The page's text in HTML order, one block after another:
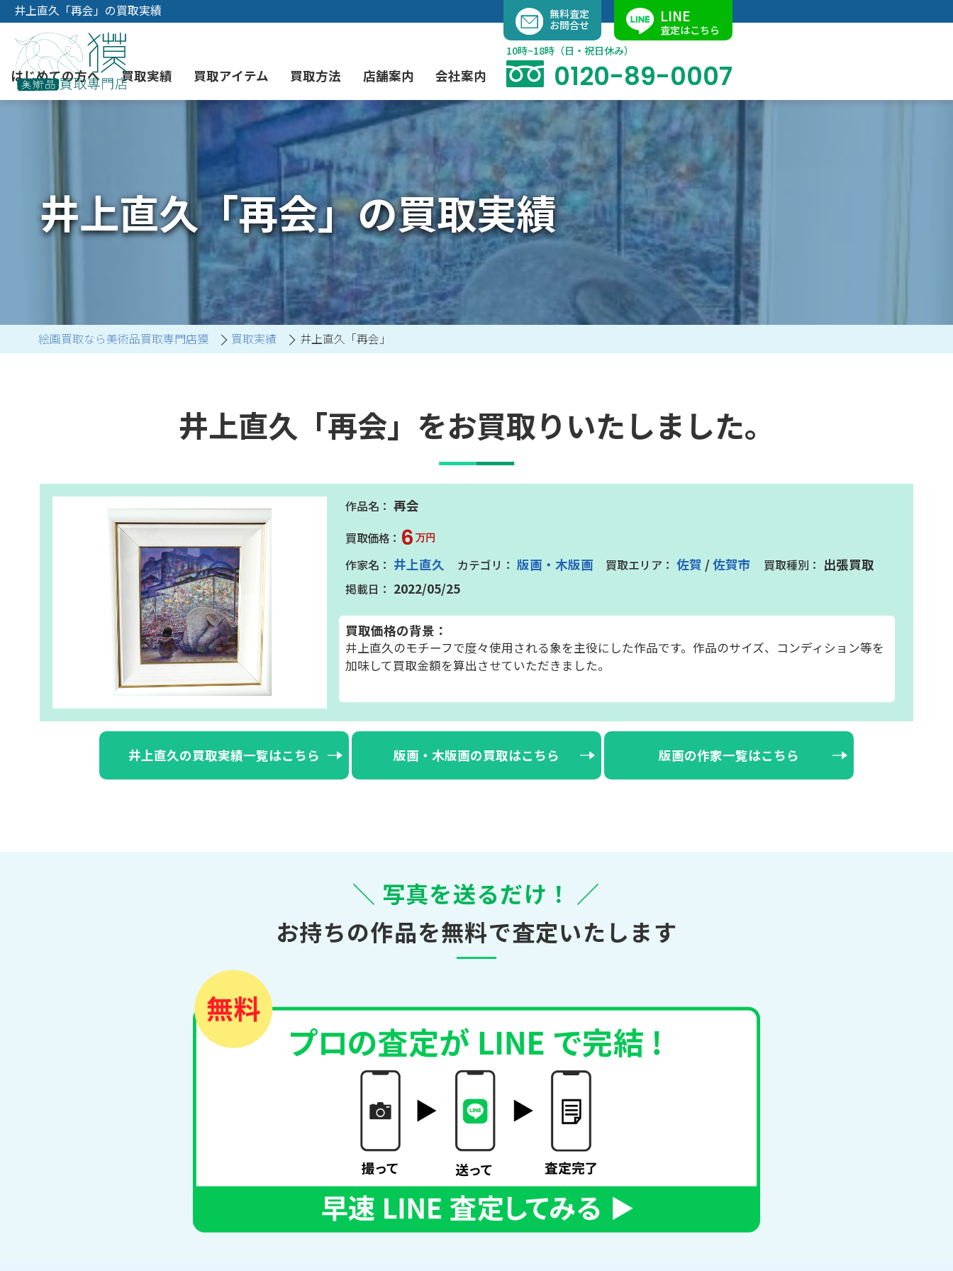
容
キ
ッ
プ
井上直久「再会」の買取実績
はじめての方へ
よくあるご質問 ブログ
YOUTUBE instagram Facebook
買取実績 買取アイテム
現代アート買取 掛軸買取
骨董品買取 茶道具買取 陶磁器・陶器買取
彫刻・ブロンズ買取 美術品・古美術品買取
工芸品買取 ジュエリー・ウォッチ買取
買取方法
出張買取（無料） 店舗での買取
宅配・郵送買取 業者間オークション出品代行 催事買取
店舗案内
大阪店 名古屋店
会社案内
当社の特徴 求人情報
消費者志向自主宣言
無料査定
お問合せ
LINE
査定はこちら
10時~18時（日・祝日休み）
0120-89-0007
井上直久「再会」の買取実績
絵画買取なら美術品買取専門店獏 買取実績 井上直久「再会」
井上直久「再会」をお買取りいたしました。
再会
6 万円
井上直久 版画・木版画 佐賀 /佐賀市
出張買取
2022/05/25
買取価格の背景：
井上直久のモチーフで度々使用される象を主役にした作品です。作品のサイズ、コンディション等を
加味して買取金額を算出させていただきました。
井上直久の買取実績一覧はこちら 版画・木版画の買取はこちら 版画の作家一覧はこちら
＼ 写真を送るだけ！ ／
お持ちの作品を無料で査定いたします